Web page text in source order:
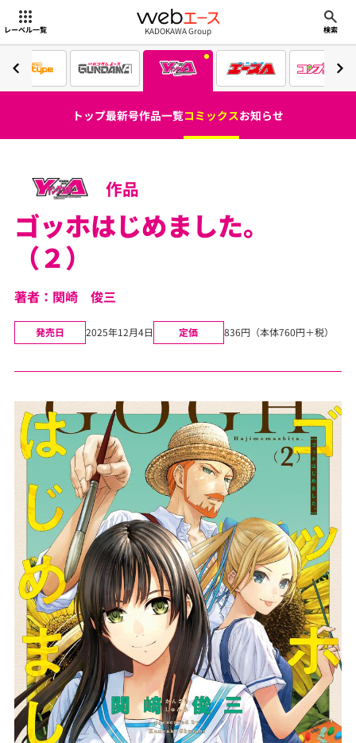
レーベル一覧 webエース
KADOKAWA Group 検索
トップ最新号作品一覧コミックスお知らせ
作品
ゴッホはじめました。
（２）
著者：関崎 俊三
発売日 2025年12月4日 定価 836円（本体760円＋税）